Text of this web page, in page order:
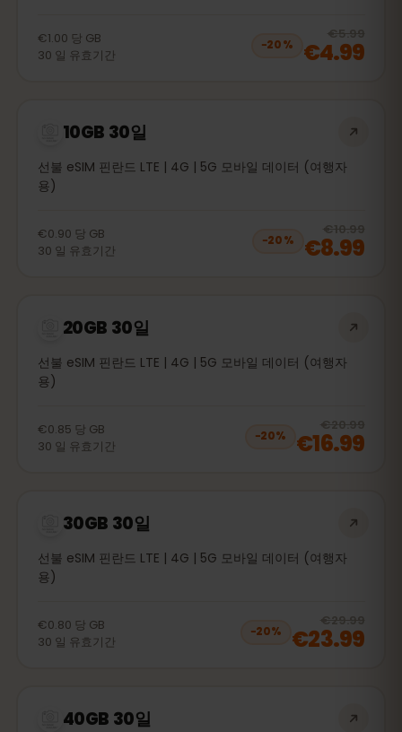
€1.00 당 GB
30 일 유효기간
−20%
€5.99
€4.99
10GB 30일
선불 eSIM 핀란드 LTE | 4G | 5G 모바일 데이터 (여행자
용)
€0.90 당 GB
30 일 유효기간
−20%
€10.99
€8.99
20GB 30일
선불 eSIM 핀란드 LTE | 4G | 5G 모바일 데이터 (여행자
용)
€0.85 당 GB
30 일 유효기간
−20%
€20.99
€16.99
30GB 30일
선불 eSIM 핀란드 LTE | 4G | 5G 모바일 데이터 (여행자
용)
€0.80 당 GB
30 일 유효기간
−20%
€29.99
€23.99
40GB 30일